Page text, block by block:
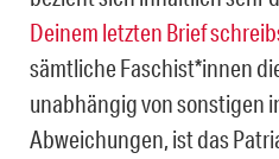
Deinem letzten Brief
sämtliche Faschist*innen
unabhängig von sonstigen
Abweichungen, ist das